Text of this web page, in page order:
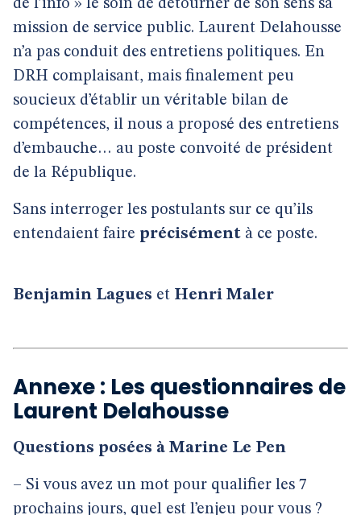
de l’info » le soin de détourner de son sens sa
mission de service public. Laurent Delahousse
n’a pas conduit des entretiens politiques. En
DRH complaisant, mais finalement peu
soucieux d’établir un véritable bilan de
compétences, il nous a proposé des entretiens
d’embauche… au poste convoité de président
de la République.
Sans interroger les postulants sur ce qu’ils
entendaient faire précisément à ce poste.
Benjamin Lagues et Henri Maler
Annexe : Les questionnaires de
Laurent Delahousse
Questions posées à Marine Le Pen
– Si vous avez un mot pour qualifier les 7
prochains jours, quel est l’enjeu pour vous ?